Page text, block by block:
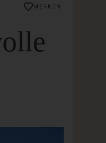
MERKEN